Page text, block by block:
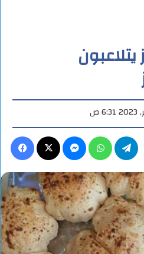
يتلاعبون
ماسنجر واتساب تيلقرام